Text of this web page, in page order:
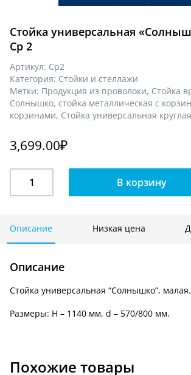
Стойка универсальная
Ср 2
Артикул: Ср2
Категория: Стойки и стеллажи
Метки: Продукция из проволоки, Стойка
Солнышко, стойка металлическая с
корзинами, Стойка универсальная круглая
3,699.00₽
Стойка
малая-
Ср
В корзину
Описание Низкая цена
Описание
Стойка универсальная “Солнышко”, малая.
Размеры: H – 1140 мм, d – 570/800 мм.
Похожие товары